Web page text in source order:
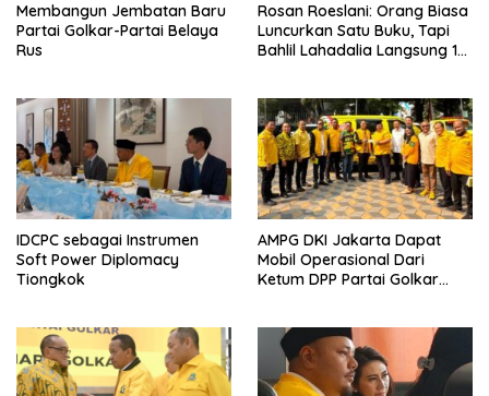
Membangun Jembatan Baru
Partai Golkar-Partai Belaya
Rus
Rosan Roeslani: Orang Biasa
Luncurkan Satu Buku, Tapi
Bahlil Lahadalia Langsung 10
IDCPC sebagai Instrumen
Soft Power Diplomacy
Tiongkok
AMPG DKI Jakarta Dapat
Mobil Operasional Dari
Ketum DPP Partai Golkar